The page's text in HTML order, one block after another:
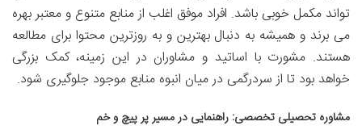
تواند مکمل خوبی باشد. افراد موفق اغلب از منابع متنوع و معتبر بهره
می برند و همیشه به دنبال بهترین و به روزترین محتوا برای مطالعه
هستند. مشورت با اساتید و مشاوران در این زمینه، کمک بزرگی
خواهد بود تا از سردرگمی در میان انبوه منابع موجود جلوگیری شود.
مشاوره تحصیلی تخصصی: راهنمایی در مسیر پر پیچ و خم